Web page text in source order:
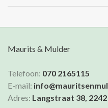
Maurits & Mulder
Telefoon: 070 2165115
E-mail:
Adres: Langstraat 38,